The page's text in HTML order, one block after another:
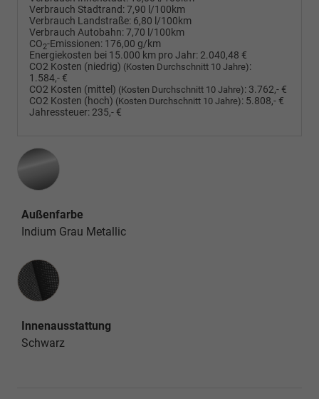
Verbrauch Stadtrand:7,90 l/100km
Verbrauch Landstraße: 6,80 l/100km
Verbrauch Autobahn:7,70 l/100km
CO2-Emissionen: 176,00 g/km
Energiekosten bei 15.000 km pro Jahr: 2.040,48 €
CO2 Kosten (niedrig) (Kosten Durchschnitt 10 Jahre):
1.584,- €
CO2 Kosten (mittel) (Kosten Durchschnitt 10 Jahre): 3.762,- €
CO2 Kosten (hoch) (Kosten Durchschnitt 10 Jahre): 5.808,- €
Jahressteuer: 235,- €
Außenfarbe
Indium Grau Metallic
Innenausstattung
Innenausstattung
Schwarz